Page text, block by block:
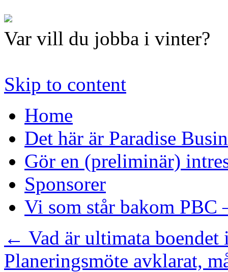
Var vill du jobba i vinter?
Skip to content
Home
Det här är Paradise
Gör en (preliminär)
Sponsorer
Vi som står bakom PBC
← Vad är ultimata boendet
Planeringsmöte avklarat,